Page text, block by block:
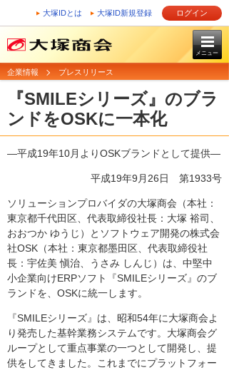
大塚IDとは 大塚ID新規登録 ログイン
メニュー
企業情報 プレスリリース
『SMILEシリーズ』のブラ
ンドをOSKに一本化
―平成19年10月よりOSKブランドとして提供―
平成19年9月26日 第1933号
ソリューションプロバイダの大塚商会（本社：
東京都千代田区、代表取締役社長：大塚 裕司、
おおつか ゆうじ）とソフトウェア開発の株式会
社OSK（本社：東京都墨田区、代表取締役社
長：宇佐美 愼治、うさみ しんじ）は、中堅中
小企業向けERPソフト『SMILEシリーズ』のブ
ランドを、OSKに統一します。
『SMILEシリーズ』は、昭和54年に大塚商会よ
り発売した基幹業務システムです。大塚商会グ
ループとして重点事業の一つとして開発し、提
供をしてきました。これまでにプラットフォー